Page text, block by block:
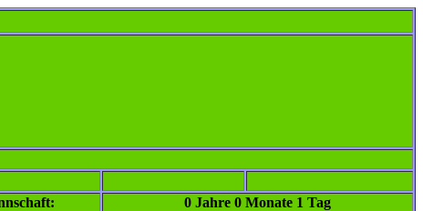
0 Jahre 0 Monate 1 Tag